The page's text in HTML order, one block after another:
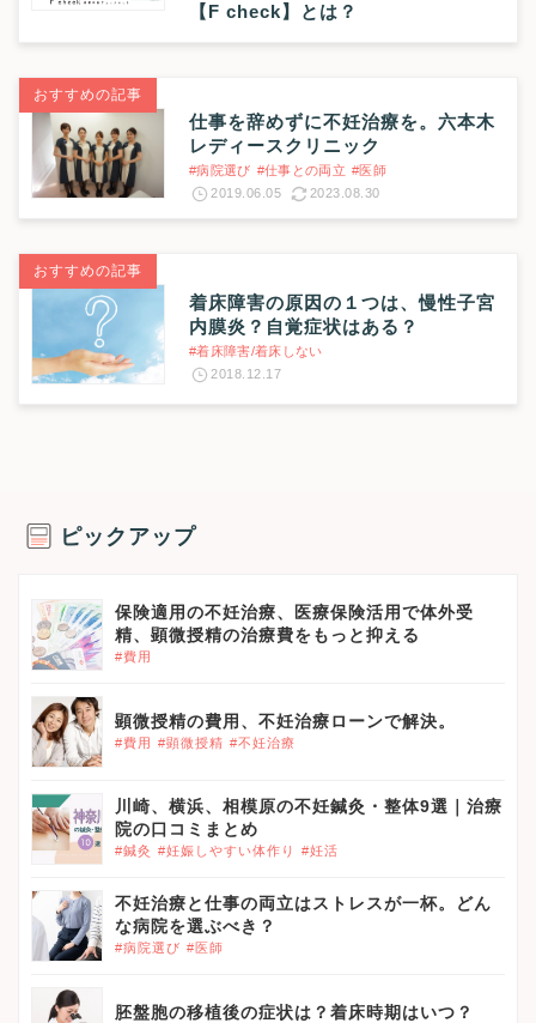
【F check】とは？
おすすめの記事
仕事を辞めずに不妊治療を。六本木
レディースクリニック
#病院選び #仕事との両立 #医師
2019.06.05
2023.08.30
おすすめの記事
着床障害の原因の１つは、慢性子宮
内膜炎？自覚症状はある？
#着床障害/着床しない
2018.12.17
ピックアップ
保険適用の不妊治療、医療保険活用で体外受
精、顕微授精の治療費をもっと抑える
#費用
顕微授精の費用、不妊治療ローンで解決。
#費用 #顕微授精 #不妊治療
川崎、横浜、相模原の不妊鍼灸・整体9選｜治療
院の口コミまとめ
#鍼灸 #妊娠しやすい体作り #妊活
不妊治療と仕事の両立はストレスが一杯。どん
な病院を選ぶべき？
#病院選び #医師
胚盤胞の移植後の症状は？着床時期はいつ？